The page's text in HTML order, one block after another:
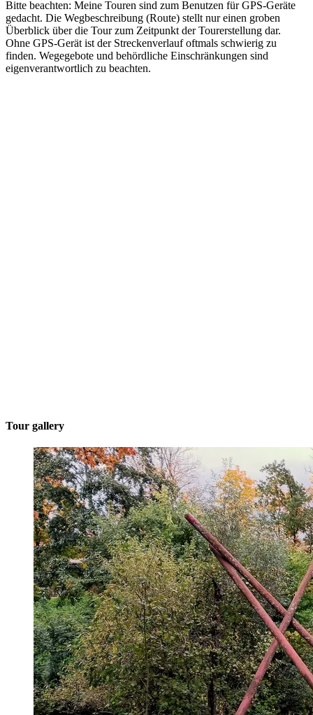
Bitte beachten: Meine Touren sind zum Benutzen für GPS-Geräte
gedacht. Die Wegbeschreibung (Route) stellt nur einen groben
Überblick über die Tour zum Zeitpunkt der Tourerstellung dar.
Ohne GPS-Gerät ist der Streckenverlauf oftmals schwierig zu
finden. Wegegebote und behördliche Einschränkungen sind
eigenverantwortlich zu beachten.
Tour gallery